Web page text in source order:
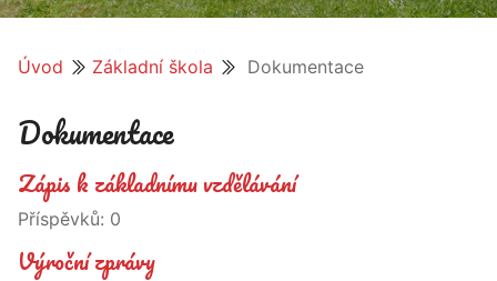
Úvod Základní škola Dokumentace
Dokumentace
Zápis k základnímu vzdělávání
Příspěvků: 0
Výroční zprávy